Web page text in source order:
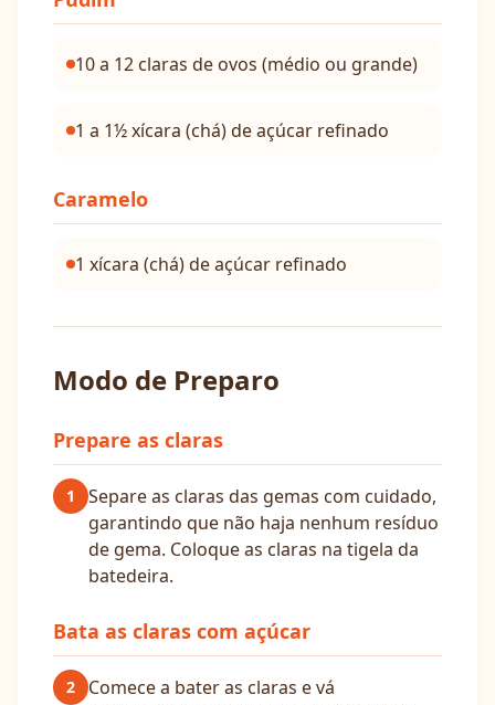
10 a 12 claras de ovos (médio ou grande)
1 a 1½ xícara (chá) de açúcar refinado
Caramelo
1 xícara (chá) de açúcar refinado
Modo de Preparo
Prepare as claras
1
Separe as claras das gemas com cuidado,
garantindo que não haja nenhum resíduo
de gema. Coloque as claras na tigela da
batedeira.
Bata as claras com açúcar
2
Comece a bater as claras e vá